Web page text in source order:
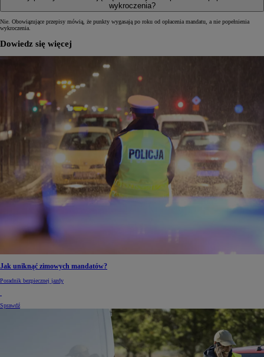
wykroczenia?
Nie. Obowiązujące przepisy mówią, że punkty wygasają po roku od opłacenia mandatu, a nie popełnienia
wykroczenia.
Dowiedz się więcej
Jak uniknąć zimowych mandatów?
Poradnik bezpiecznej jazdy
Sprawdź